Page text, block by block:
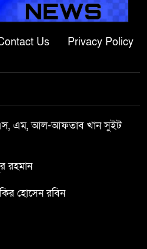
সীমান্তে বিজিবির অভিযানে
লাখ টাকার ভারতীয় ওষুধ জব্দ
১০ দফা দাবিতে ১১ দলীয়
স্বামীর মৃত্যুর আধা
Us Privacy Policy
এস, এম, আল-আফতাব খান সুইট
রহমান
হোসেন রবিন